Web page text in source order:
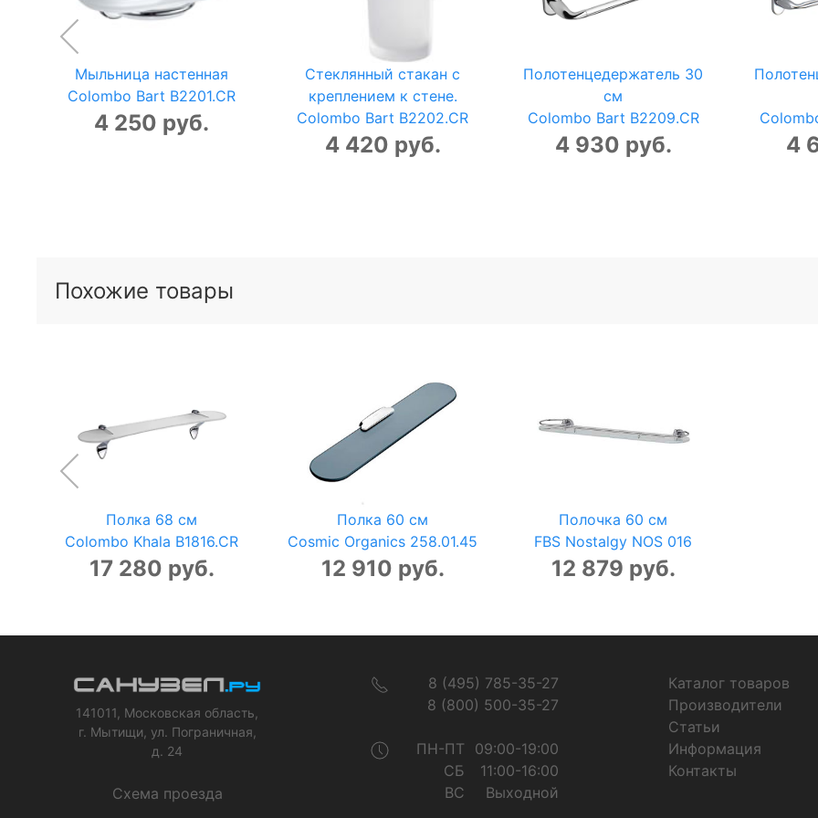
Мыльница настенная
Colombo Bart B2201.CR
4 250 руб.
Стеклянный стакан с
креплением к стене.
Colombo Bart B2202.CR
4 420 руб.
Полотенцедержатель 30
см
Colombo Bart B2209.CR
4 930 руб. 4
Похожие товары
Полка 68 см
Colombo Khala B1816.CR
17 280 руб.
Полка 60 см
Cosmic Organics 258.01.45
12 910 руб.
Полочка 60 см
FBS Nostalgy NOS 016
12 879 руб.
141011, Московская область,
г. Мытищи, ул. Пограничная,
д. 24
Схема проезда
8 (495) 785-35-27
8 (800) 500-35-27
ПН-ПТ
09:00-19:00
СБ
11:00-16:00
ВС
Выходной
Каталог товаров
Производители
Статьи
Информация
Контакты